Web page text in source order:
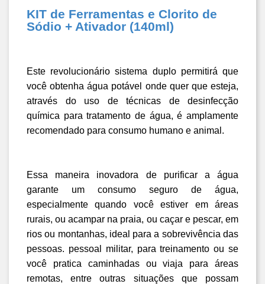
KIT de Ferramentas e Clorito de
Sódio + Ativador (140ml)
Este revolucionário sistema duplo permitirá que
você obtenha água potável onde quer que esteja,
através do uso de técnicas de desinfecção
química para tratamento de água, é amplamente
recomendado para consumo humano e animal.
Essa maneira inovadora de purificar a água
garante um consumo seguro de água,
especialmente quando você estiver em áreas
rurais, ou acampar na praia, ou caçar e pescar, em
rios ou montanhas, ideal para a sobrevivência das
pessoas. pessoal militar, para treinamento ou se
você pratica caminhadas ou viaja para áreas
remotas, entre outras situações que possam